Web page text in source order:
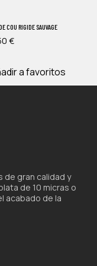
COU RIGIDE SAUVAGE
€
a favoritos
de gran calidad y
de 10 micras o
acabado de la
los hace